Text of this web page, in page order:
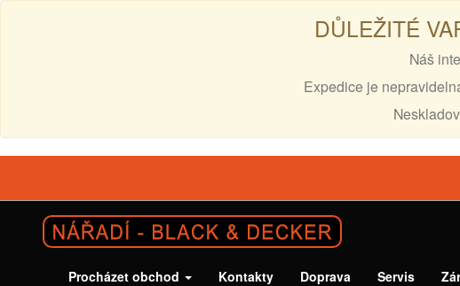
DŮLEŽITÉ
Náš
Expedice je
Procházet obchod Kontakty Doprava Servis